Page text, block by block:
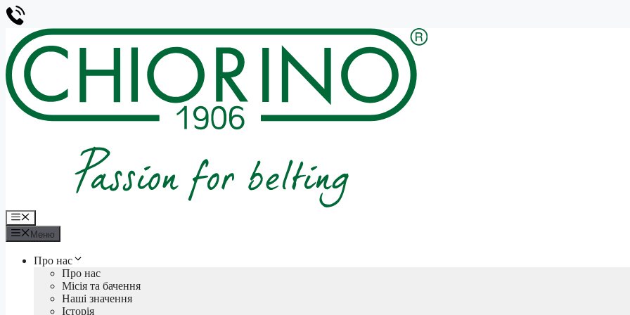
Перейти
до
вмісту
Меню
Меню
Про нас
Про нас
Місія та бачення
Наші значення
Історія